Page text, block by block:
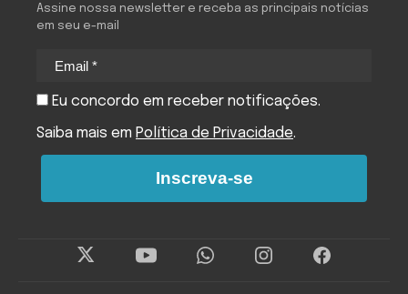
Assine nossa newsletter e receba as principais notícias
em seu e-mail
Eu concordo em receber notificações.
Saiba mais em Política de Privacidade.
Inscreva-se